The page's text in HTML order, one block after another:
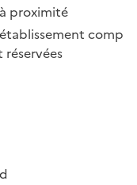
proximité
comp